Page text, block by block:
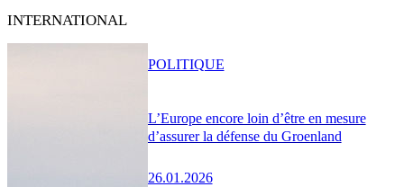
INTERNATIONAL
L’Europe encore loin d’être en mesure
d’assurer la défense du Groenland
26.01.2026
POLITIQUE